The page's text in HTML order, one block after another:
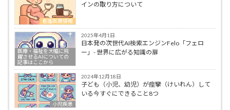
看護医療情報
インの取り方について
医療・福祉を大幅に飛
躍させるAIについての
記事はここから
2025年4月1日
日本発の次世代AI検索エンジンFelo「フェロ
ー」- 世界に広がる知識の扉
小児疾患
2024年12月18日
子ども（小児、幼児）が痙攣（けいれん）して
いる今すぐにできること8つ